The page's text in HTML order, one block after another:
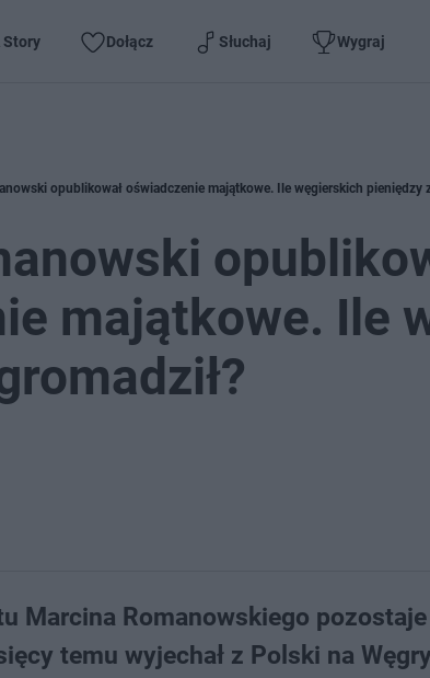
Story Dołącz Słuchaj Wygraj
opublikował oświadczenie majątkowe. Ile węgierskich pieniędzy
majątkowe. Ile
Marcina Romanowskiego
temu wyjechał z Polski na